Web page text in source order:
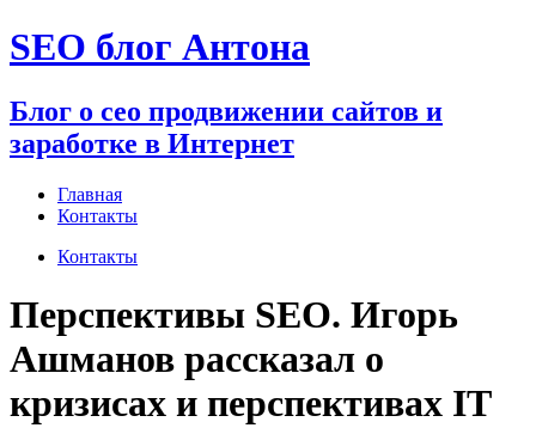
Перейти
к
SEO блог Антона
Блог о сео продвижении сайтов и
заработке в Интернет
Главная
Контакты
Контакты
Перспективы SEO. Игорь
Ашманов рассказал о
кризисах и перспективах IT